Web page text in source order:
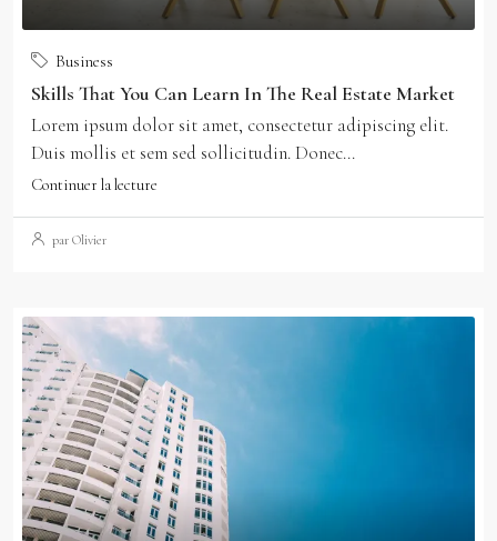
Business
Skills That You Can Learn In The Real Estate Market
Lorem ipsum dolor sit amet, consectetur adipiscing elit.
Duis mollis et sem sed sollicitudin. Donec...
Continuer la lecture
par Olivier